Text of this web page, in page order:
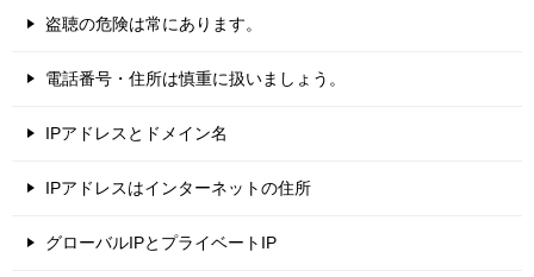
盗聴の危険は常にあります。
電話番号・住所は慎重に扱いましょう。
IPアドレスとドメイン名
IPアドレスはインターネットの住所
グローバルIPとプライベートIP